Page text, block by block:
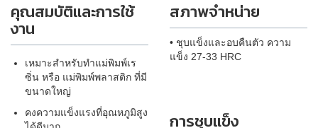
คุณสมบัติและการใช้
งาน
เหมาะสำหรับทำแม่พิมพ์เร
ซิ่น หรือ แม่พิมพ์พลาสติก ที่มี
ขนาดใหญ่
คงความแข็งแรงที่อุณหภูมิสูง
สภาพจำหน่าย
• ชุบแข็งและอบคืนตัว ความ
แข็ง 27-33 HRC
การชุบแข็ง